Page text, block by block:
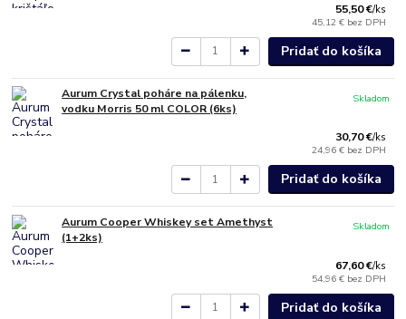
55,50 €/ks
45,12 € bez DPH
Pridať do košíka
Aurum Crystal poháre na pálenku,
vodku Morris 50 ml COLOR (6ks)
30,70 €/ks
24,96 € bez DPH
Skladom
Pridať do košíka
Aurum Cooper Whiskey set Amethyst
(1+2ks)
67,60 €/ks
54,96 € bez DPH
Skladom
Pridať do košíka